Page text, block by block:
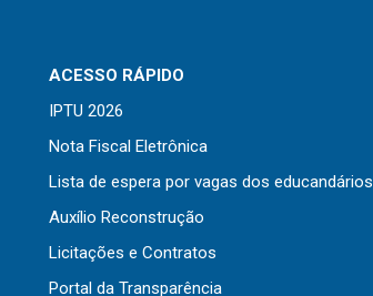
ACESSO RÁPIDO
IPTU 2026
Nota Fiscal Eletrônica
Lista de espera por vagas dos educandários
Auxílio Reconstrução
Licitações e Contratos
Portal da Transparência